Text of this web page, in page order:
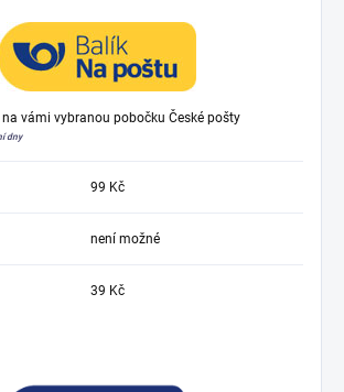
na vámi vybranou pobočku České pošty
dny
99 Kč
není možné
39 Kč